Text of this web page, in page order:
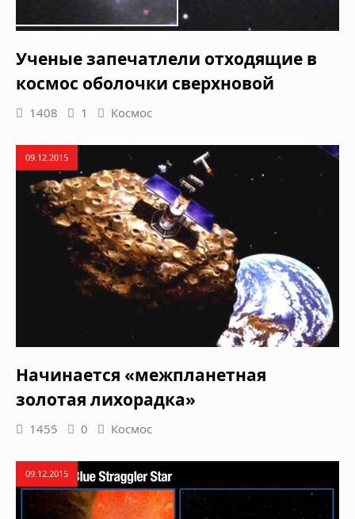
Ученые запечатлели отходящие в
космос оболочки сверхновой
1408 1 Космос
09.12.2015
Начинается «межпланетная
золотая лихорадка»
1455 0 Космос
09.12.2015